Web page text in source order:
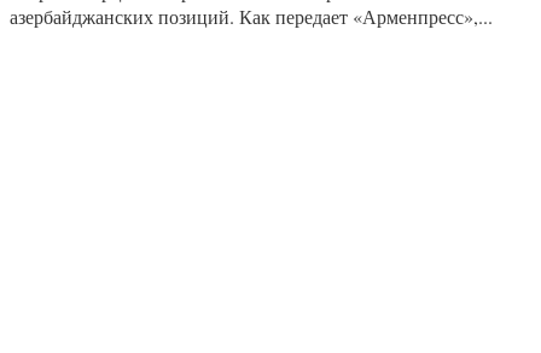
азербайджанских позиций. Как передает «Арменпресс»,...